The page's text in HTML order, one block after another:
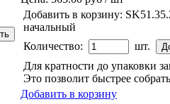
Добавить в корзину:
начальный
Количество:
шт.
Для кратности до упаковки
Это позволит быстрее
Добавить в корзину